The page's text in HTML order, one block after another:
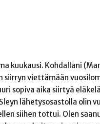
kuukausi. Kohdallani
viettämään
sopiva aika siirtyä
lähetysosastolla olin
siihen tottui. Olen